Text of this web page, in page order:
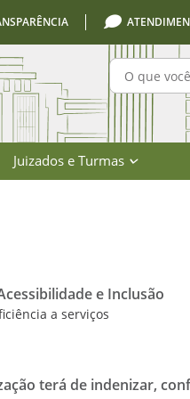
Juizados e Turmas
e Inclusão
a serviços
terá de indenizar,